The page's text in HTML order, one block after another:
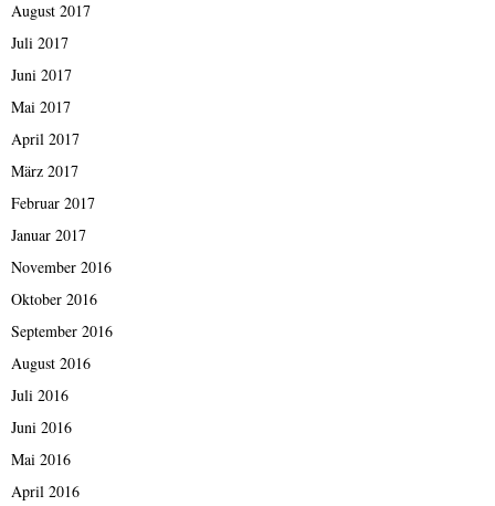
August 2017
Juli 2017
Juni 2017
Mai 2017
April 2017
März 2017
Februar 2017
Januar 2017
November 2016
Oktober 2016
September 2016
August 2016
Juli 2016
Juni 2016
Mai 2016
April 2016